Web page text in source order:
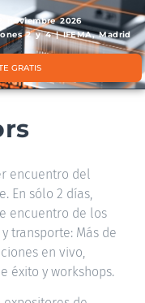
noviembre 2026
2 y 4 | IFEMA, Madrid
GRATIS
encuentro del
En sólo 2 días,
encuentro de los
transporte: Más de
en vivo,
éxito y workshops.